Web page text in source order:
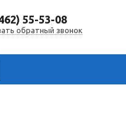
55-53-08
обратный звонок